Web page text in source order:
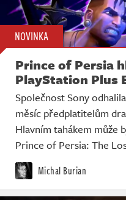
NOVINKA
Prince of Persia
PlayStation Plus
Společnost Sony
měsíc předplatitelům
Hlavním tahákem může
Prince of Persia: The
Michal Burian